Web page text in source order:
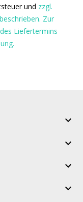
und zzgl.
Zur
Liefertermins



